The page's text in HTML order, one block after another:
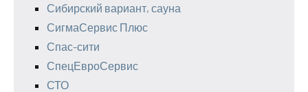
Сибирский вариант, сауна
СигмаСервис Плюс
Спас-сити
СпецЕвроСервис
СТО